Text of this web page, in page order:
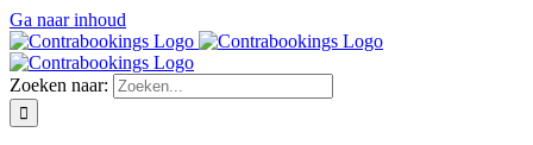
Ga naar inhoud
Zoeken naar: